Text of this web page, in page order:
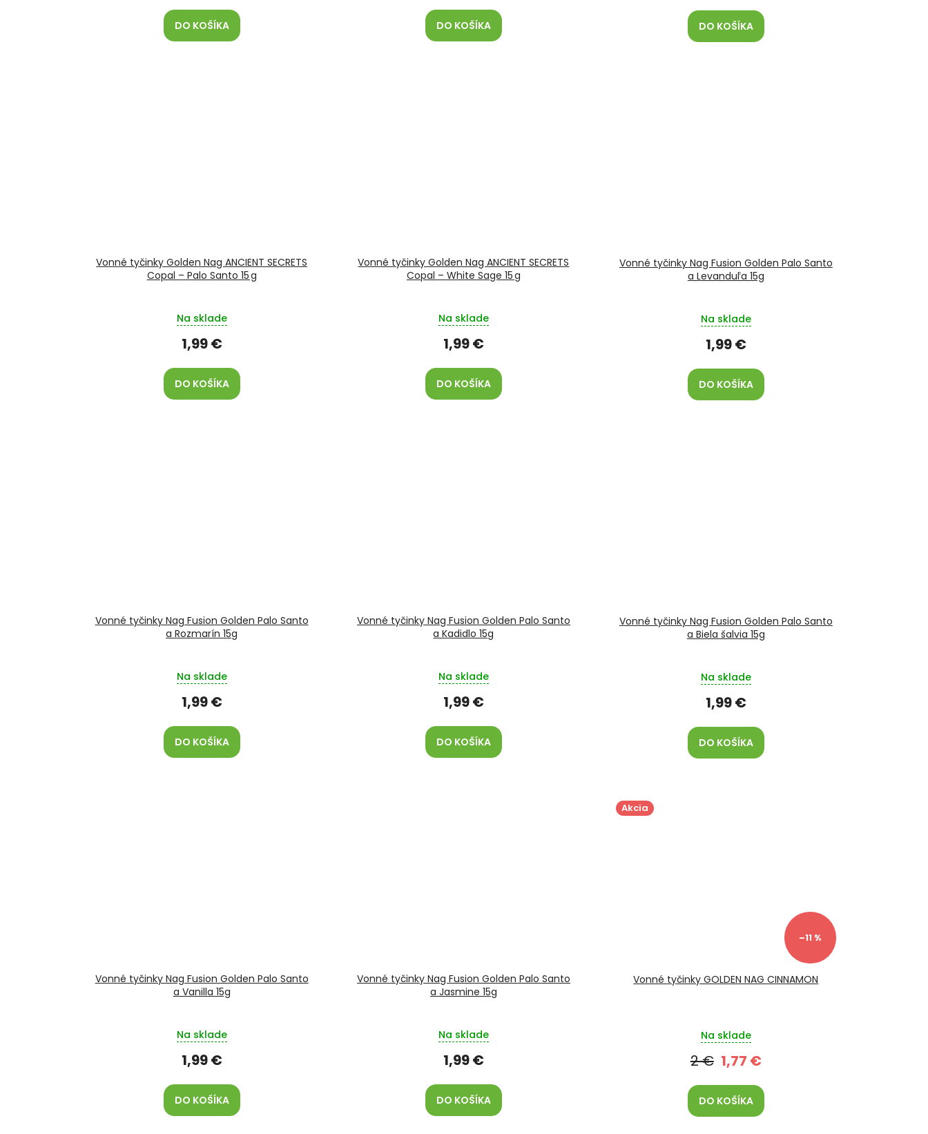
DO KOŠÍKA DO KOŠÍKA DO KOŠÍKA
Vonné tyčinky Golden Nag ANCIENT SECRETS
Copal – Palo Santo 15 g
Na sklade
1,99 €
DO KOŠÍKA
Vonné tyčinky Golden Nag ANCIENT SECRETS
Copal – White Sage 15 g
Na sklade
1,99 €
DO KOŠÍKA
Vonné tyčinky Nag Fusion Golden Palo Santo
a Levanduľa 15g
Na sklade
1,99 €
DO KOŠÍKA
Vonné tyčinky Nag Fusion Golden Palo Santo
a Rozmarín 15g
Na sklade
1,99 €
DO KOŠÍKA
Vonné tyčinky Nag Fusion Golden Palo Santo
a Kadidlo 15g
Na sklade
1,99 €
DO KOŠÍKA
Vonné tyčinky Nag Fusion Golden Palo Santo
a Biela šalvia 15g
Na sklade
1,99 €
DO KOŠÍKA
Vonné tyčinky Nag Fusion Golden Palo Santo
a Vanilla 15g
Na sklade
1,99 €
DO KOŠÍKA
Vonné tyčinky Nag Fusion Golden Palo Santo
a Jasmine 15g
Na sklade
1,99 €
DO KOŠÍKA
Akcia
–11 %
Vonné tyčinky GOLDEN NAG CINNAMON
Na sklade
1,77 €
2 €
DO KOŠÍKA